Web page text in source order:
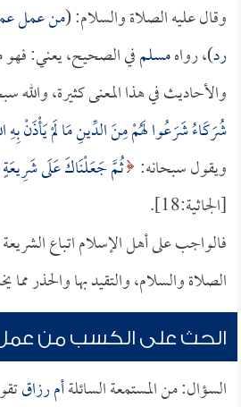
وقال عليه الصلاة والسلام: (من عمل
رد)، رواهمسلمفي الصحيح، يعني: فهو
والأحاديث في هذا المعنى كثيرة، والله
شُرَكَاءُ شَرَعُوا لَهُمْ مِنَ الدِّينِ مَا لَمْ يَأْذَنْ بِهِ
ويقول سبحانه: ثُمَّ جَعَلْنَاكَ عَلَى شَرِيعَةٍ
[الجاثية:18].
فالواجب على أهل الإسلام اتباع
الصلاة والسلام، والتقيد بها والحذر مما
الحث على الكسب من عمل
السؤال: من المستمعة السائلةأم رزاق